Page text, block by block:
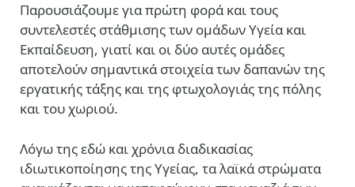
Παρουσιάζουμε για πρώτη φορά και τους
συντελεστές στάθμισης των ομάδων Υγεία και
Εκπαίδευση, γιατί και οι δύο αυτές ομάδες
αποτελούν σημαντικά στοιχεία των δαπανών της
εργατικής τάξης και της φτωχολογιάς της πόλης
και του χωριού.
Λόγω της εδώ και χρόνια διαδικασίας
ιδιωτικοποίησης της Υγείας, τα λαϊκά στρώματα